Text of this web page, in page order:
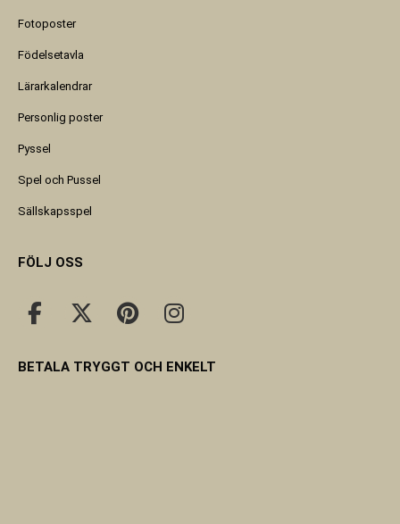
Fotoposter
Födelsetavla
Lärarkalendrar
Personlig poster
Pyssel
Spel och Pussel
Sällskapsspel
FÖLJ OSS
BETALA TRYGGT OCH ENKELT